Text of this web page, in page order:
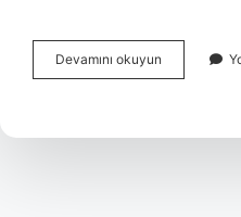
Devamını okuyun İNsanlar
Hangi